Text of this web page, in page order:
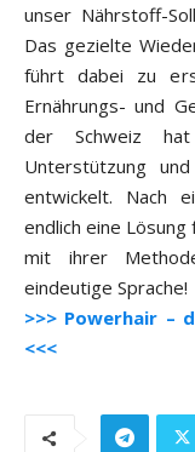
unser Nährstoff-
Das gezielte
führt dabei zu
Ernährungs- und
der Schweiz hat
Unterstützung
entwickelt. Nach
endlich eine
mit ihrer
eindeutige Sprache!
>>> Powerhair –
<<<